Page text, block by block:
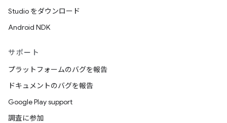
Studio をダウンロード
Android NDK
サポート
プラットフォームのバグを報告
ドキュメントのバグを報告
Google Play support
調査に参加